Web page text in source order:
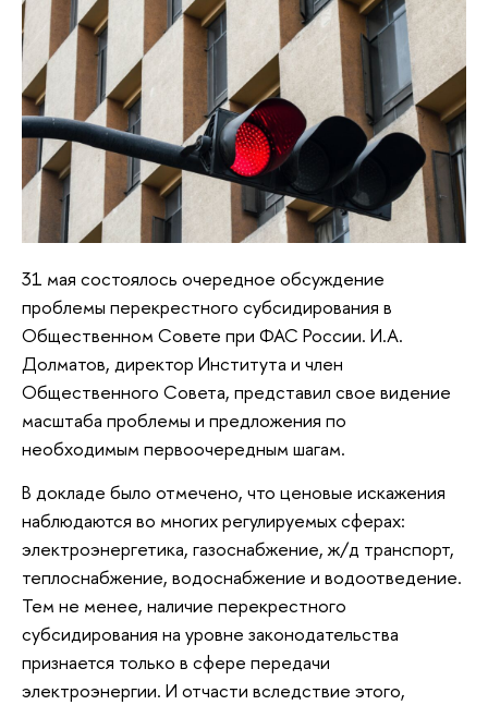
31 мая состоялось очередное обсуждение
проблемы перекрестного субсидирования в
Общественном Совете при ФАС России. И.А.
Долматов, директор Института и член
Общественного Совета, представил свое видение
масштаба проблемы и предложения по
необходимым первоочередным шагам.
В докладе было отмечено, что ценовые искажения
наблюдаются во многих регулируемых сферах:
электроэнергетика, газоснабжение, ж/д транспорт,
теплоснабжение, водоснабжение и водоотведение.
Тем не менее, наличие перекрестного
субсидирования на уровне законодательства
признается только в сфере передачи
электроэнергии. И отчасти вследствие этого,